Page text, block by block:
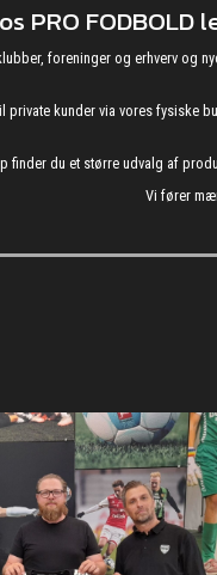
PRO
foreninger og erhverv og
kunder via vores fysiske
finder du et større udvalg af
Vi fører